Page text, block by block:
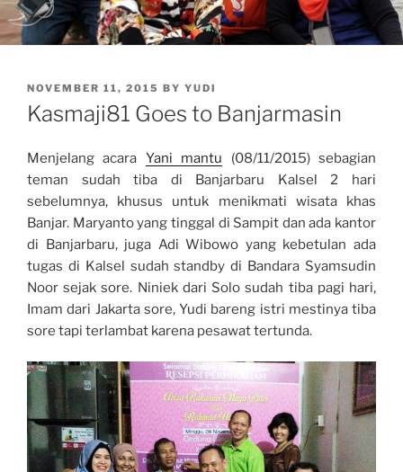
POSTED
ON
NOVEMBER 11, 2015 BY YUDI
Kasmaji81 Goes to Banjarmasin
Menjelang acara Yani mantu (08/11/2015) sebagian
teman sudah tiba di Banjarbaru Kalsel 2 hari
sebelumnya, khusus untuk menikmati wisata khas
Banjar. Maryanto yang tinggal di Sampit dan ada kantor
di Banjarbaru, juga Adi Wibowo yang kebetulan ada
tugas di Kalsel sudah standby di Bandara Syamsudin
Noor sejak sore. Niniek dari Solo sudah tiba pagi hari,
Imam dari Jakarta sore, Yudi bareng istri mestinya tiba
sore tapi terlambat karena pesawat tertunda.